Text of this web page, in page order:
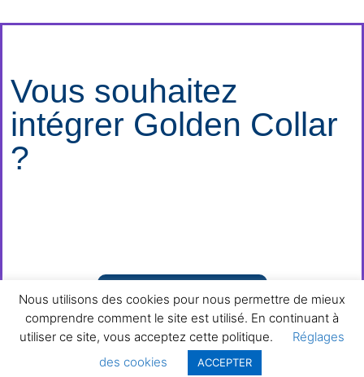
Vous souhaitez
intégrer Golden Collar
?
JE M'INSCRIS
Nous utilisons des cookies pour nous permettre de mieux
comprendre comment le site est utilisé. En continuant à
utiliser ce site, vous acceptez cette politique.
Réglages
des cookies
ACCEPTER